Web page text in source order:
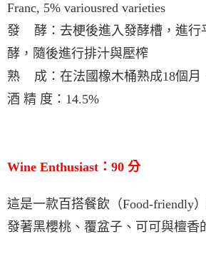
Franc, 5% variousred varieties
發
酵 ： 去梗後進入發酵槽，進行
酵，隨後進行排汁與壓榨
熟
成 ： 在法國橡木桶熟成18個月
酒 精 度 ： 14.5%
Wine Enthusiast ： 90 分
這是一款百搭餐飲（Food-friendly
發著黑櫻桃、覆盆子、可可與檀香